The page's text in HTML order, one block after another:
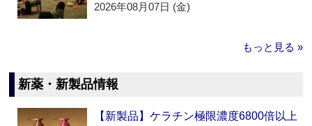
2026年08月07日 (金)
もっと見る »
新薬・新製品情報
【新製品】ケラチン極限濃度6800倍以上